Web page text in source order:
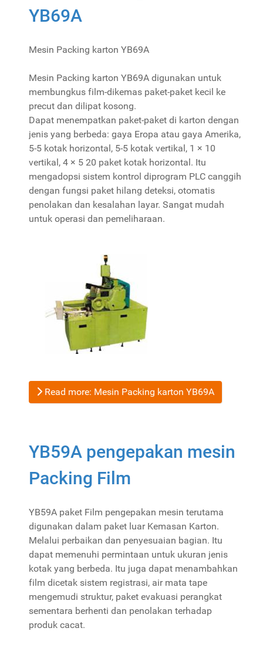
YB69A
Mesin Packing karton YB69A
Mesin Packing karton YB69A digunakan untuk
membungkus film-dikemas paket-paket kecil ke
precut dan dilipat kosong.
Dapat menempatkan paket-paket di karton dengan
jenis yang berbeda: gaya Eropa atau gaya Amerika,
5-5 kotak horizontal, 5-5 kotak vertikal, 1 × 10
vertikal, 4 × 5 20 paket kotak horizontal. Itu
mengadopsi sistem kontrol diprogram PLC canggih
dengan fungsi paket hilang deteksi, otomatis
penolakan dan kesalahan layar. Sangat mudah
untuk operasi dan pemeliharaan.
Read more: Mesin Packing karton YB69A
YB59A pengepakan mesin
Packing Film
YB59A paket Film pengepakan mesin terutama
digunakan dalam paket luar Kemasan Karton.
Melalui perbaikan dan penyesuaian bagian. Itu
dapat memenuhi permintaan untuk ukuran jenis
kotak yang berbeda. Itu juga dapat menambahkan
film dicetak sistem registrasi, air mata tape
mengemudi struktur, paket evakuasi perangkat
sementara berhenti dan penolakan terhadap
produk cacat.